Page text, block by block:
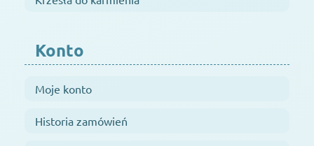
Konto
Moje konto
Historia zamówień